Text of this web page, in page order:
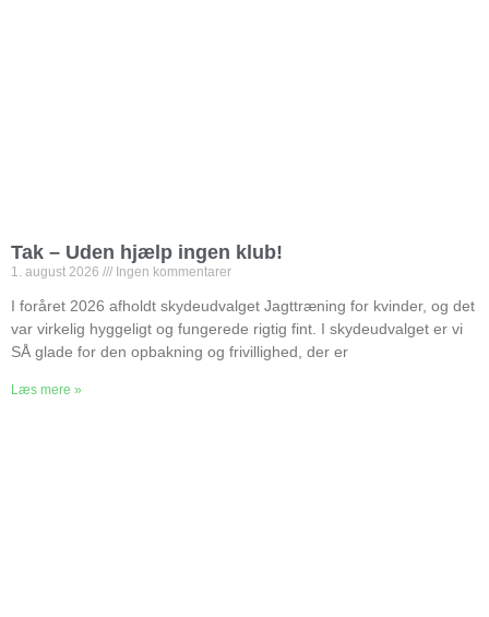
Tak – Uden hjælp ingen klub!
1. august 2026 Ingen kommentarer
I foråret 2026 afholdt skydeudvalget Jagttræning for kvinder, og det
var virkelig hyggeligt og fungerede rigtig fint. I skydeudvalget er vi
SÅ glade for den opbakning og frivillighed, der er
Læs mere »